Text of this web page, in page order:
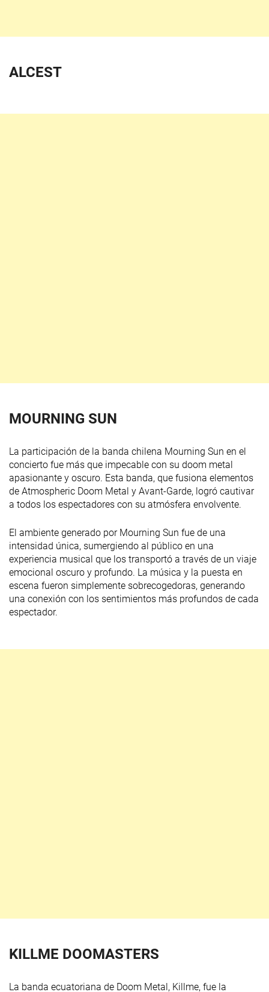
ALCEST
MOURNING SUN
La participación de la banda chilena Mourning Sun en el
concierto fue más que impecable con su doom metal
apasionante y oscuro. Esta banda, que fusiona elementos
de Atmospheric Doom Metal y Avant-Garde, logró cautivar
a todos los espectadores con su atmósfera envolvente.
El ambiente generado por Mourning Sun fue de una
intensidad única, sumergiendo al público en una
experiencia musical que los transportó a través de un viaje
emocional oscuro y profundo. La música y la puesta en
escena fueron simplemente sobrecogedoras, generando
una conexión con los sentimientos más profundos de cada
espectador.
KILLME DOOMASTERS
La banda ecuatoriana de Doom Metal, Killme, fue la